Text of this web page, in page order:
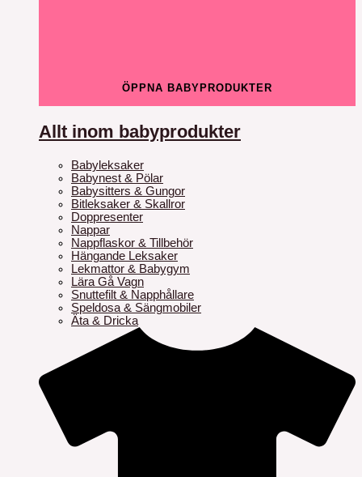
ÖPPNA BABYPRODUKTER
Allt inom babyprodukter
Babyleksaker
Babynest & Pölar
Babysitters & Gungor
Bitleksaker & Skallror
Doppresenter
Nappar
Nappflaskor & Tillbehör
Hängande Leksaker
Lekmattor & Babygym
Lära Gå Vagn
Snuttefilt & Napphållare
Speldosa & Sängmobiler
Äta & Dricka